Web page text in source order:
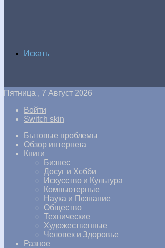
Искать
Пятница , 7 Август 2026
Войти
Switch skin
Бытовые проблемы
Обзор интернета
Книги
Бизнес
Досуг и Хобби
Искусство и Культура
Компьютерные
Наука и Познание
Общество
Технические
Художественные
Человек и Здоровье
Разное